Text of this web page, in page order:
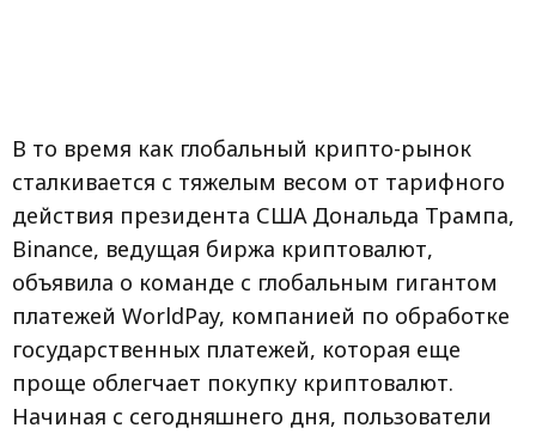
В то время как глобальный крипто-рынок
сталкивается с тяжелым весом от тарифного
действия президента США Дональда Трампа,
Binance, ведущая биржа криптовалют,
объявила о команде с глобальным гигантом
платежей WorldPay, компанией по обработке
государственных платежей, которая еще
проще облегчает покупку криптовалют.
Начиная с сегодняшнего дня, пользователи